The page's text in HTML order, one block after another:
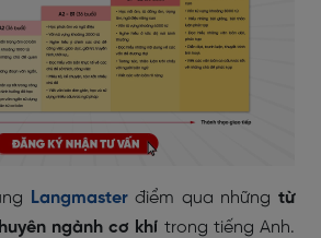
Langmaster điểm qua nhữngtừ
ngành cơ khí trong tiếng Anh.